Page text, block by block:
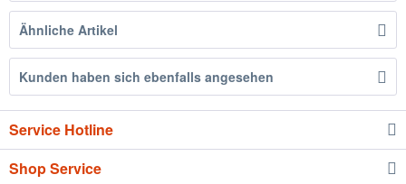
Ähnliche Artikel
Kunden haben sich ebenfalls angesehen
Service Hotline
Shop Service